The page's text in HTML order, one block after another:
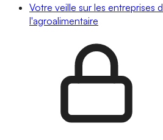
Votre veille sur les entreprises
l'agroalimentaire